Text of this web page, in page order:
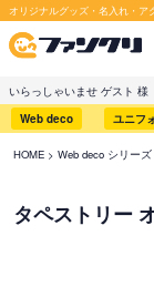
オリジナルグッズ・名入れ・ア
いらっしゃいませ ゲスト 様
Web deco
ユニフ
HOME Web deco シリーズ
タペストリー